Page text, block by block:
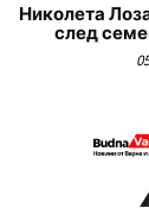
Николета
след